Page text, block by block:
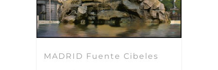
MADRID Fuente Cibeles